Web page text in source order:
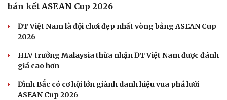
Sức khỏe
Dinh dưỡng - món ngon
Cây thuốc
Sản phụ khoa
Đời sống
Blog
Tình yêu - Gia đình
bán kết ASEAN Cup 2026
ĐT Việt Nam là đội chơi đẹp nhất vòng bảng ASEAN Cup
2026
HLV trưởng Malaysia thừa nhận ĐT Việt Nam được đánh
giá cao hơn
Đình Bắc có cơ hội lớn giành danh hiệu vua phá lưới
ASEAN Cup 2026